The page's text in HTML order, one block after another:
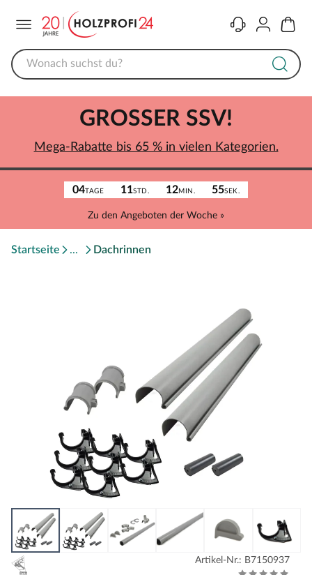
KontaktKonto
04TAGE 11STD. 12MIN. 55SEK.
Zu den Angeboten der Woche »
GROSSER SSV!
Mega-Rabatte bis 65 % in vielen Kategorien.
Startseite Dachrinnen
Artikel-Nr.: B7150937